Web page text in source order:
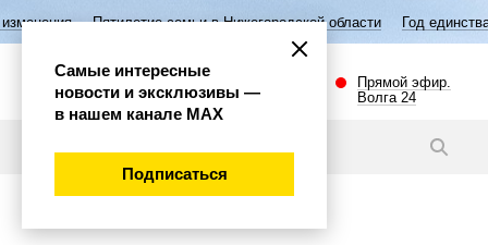
семьи в Нижегородской области Год единства народов России
Прямой эфир.
Волга 24
Самые интересные
новости и эксклюзивы —
в нашем канале МАХ
Подписаться